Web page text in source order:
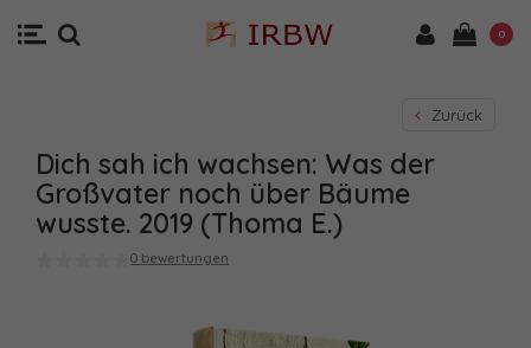
0
Zurück
Dich sah ich wachsen: Was der
Großvater noch über Bäume
wusste. 2019 (Thoma E.)
0 bewertungen